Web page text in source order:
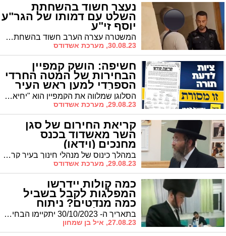
נעצר חשוד בהשחתת
השלט עם דמותו של הגר"ע
יוסף זי"ע
המשטרה עצרה הערב חשוד בהשחתת שלטים של ש"ס עם דמותו של הגר"ע יוסף זי"ע
30.08.23, מערכת אשדודס
חשיפה: הושק קמפיין
הבחירות של המטה החרדי
הספרדי למען ראש העיר
ד"ר לסרי הסלוגן שמלווה את הקמפיין הוא "יחיאל לסרי – זו מסורת!", כאשר בכך מודגשת מסורת העשייה המוצלחת בהנהגת העיר, התמיכה של ראש העיר בכיבוד המסורת ובסיוע למוסדות התורה והחינוך, זאת לצד התמיכה המיתולוגית כמסורת רבת שנים מצד גדולי התורה הספרדים זצ"ל ושיבדלחט"א במועמדותו
29.08.23, מערכת אשדודס
קריאת החירום של סגן
השר מאשדוד בכנס
מחנכים (וידאו)
במהלך כינוס של מנהלי חינוך בעיר קרא סגן השר מאשדוד הרב יעקב טסלר להתגייס למען הצלחתו של ראש העיר ד"ר יחיאל לסרי בבחירות הקרובות "כדי שהציבור החרדי ומוסדות החינוך ימשיכו להתפתח", כלשונו
29.08.23, מערכת אשדודס
כמה קולות יידרשו
המפלגות לקבל בשביל
כמה מנדטים? ניתוח
מעמיק לחובבי הז'אנר בתאריך ה- 30/10/2023 יתקיימו הבחירות לראשות העיר ולמועצת העיר אשדוד. עורך אתר 'אשדוד נט' אייל בן שמחון מנסה לנתח את כמות הקולות, כיצד יתחלקו וכמה קולות צריכות הרשימות לקבל בשביל מספר המנדטים להם הן מייחלות
27.08.23, איל בן שמחון